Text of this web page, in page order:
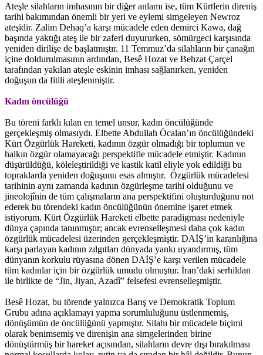
Ateşle silahların imhasının bir diğer anlamı ise, tüm Kürtlerin direniş
tarihi bakımından önemli bir yeri ve eylemi simgeleyen Newroz
ateşidir. Zalim Dehaq’a karşı mücadele eden demirci Kawa, dağ
başında yaktığı ateş ile bir zaferi duyururken, sömürgeci karşısında
yeniden dirilişe de başlatmıştır. 11 Temmuz’da silahların bir çanağın
içine doldurulmasının ardından, Besê Hozat ve Behzat Çarçel
tarafından yakılan ateşle eskinin imhası sağlanırken, yeniden
doğuşun da fitili ateşlenmiştir.
Kadın öncülüğü
Bu töreni farklı kılan en temel unsur, kadın öncülüğünde
gerçekleşmiş olmasıydı. Elbette Abdullah Öcalan’ın öncülüğündeki
Kürt Özgürlük Hareketi, kadının özgür olmadığı bir toplumun ve
halkın özgür olamayacağı perspektifle mücadele etmiştir. Kadının
düşürüldüğü, köleleştirildiği ve kastik katil eliyle yok edildiği bu
topraklarda yeniden doğuşunu esas almıştır. Özgürlük mücadelesi
tarihinin aynı zamanda kadının özgürleşme tarihi olduğunu ve
jineolojînin de tüm çalışmaların ana perspektifini oluşturduğunu not
ederek bu törendeki kadın öncülüğünün önemine işaret etmek
istiyorum. Kürt Özgürlük Hareketi elbette paradigması nedeniyle
dünya çapında tanınmıştır; ancak evrenselleşmesi daha çok kadın
özgürlük mücadelesi üzerinden gerçekleşmiştir. DAİŞ’in karanlığına
karşı parlayan kadının zılgıtları dünyada yankı uyandırmış, tüm
dünyanın korkulu rüyasına dönen DAİŞ’e karşı verilen mücadele
tüm kadınlar için bir özgürlük umudu olmuştur. İran’daki serhildan
ile birlikte de “Jin, Jiyan, Azadî” felsefesi evrenselleşmiştir.
Besê Hozat, bu törende yalnızca Barış ve Demokratik Toplum
Grubu adına açıklamayı yapma sorumluluğunu üstlenmemiş,
dönüşümün de öncülüğünü yapmıştır. Silahı bir mücadele biçimi
olarak benimsemiş ve direnişin ana simgelerinden birine
dönüştürmüş bir hareket açısından, silahların devre dışı bırakılması